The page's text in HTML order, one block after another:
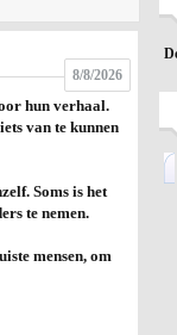
8/8/2026
hun verhaal.
van te kunnen
Soms is het
te nemen.
mensen, om